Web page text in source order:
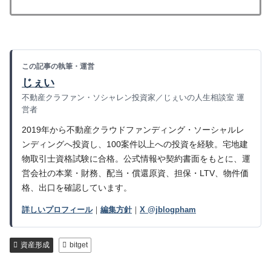
この記事の執筆・運営
じぇい
不動産クラファン・ソシャレン投資家／じぇいの人生相談室 運
営者
2019年から不動産クラウドファンディング・ソーシャルレ
ンディングへ投資し、100案件以上への投資を経験。宅地建
物取引士資格試験に合格。公式情報や契約書面をもとに、運
営会社の本業・財務、配当・償還原資、担保・LTV、物件価
格、出口を確認しています。
詳しいプロフィール｜ 編集方針 ｜ X @jblogpham
資産形成 bitget